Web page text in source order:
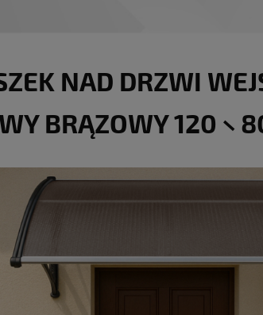
NAD DRZWI
BRĄZOWY 120 ×